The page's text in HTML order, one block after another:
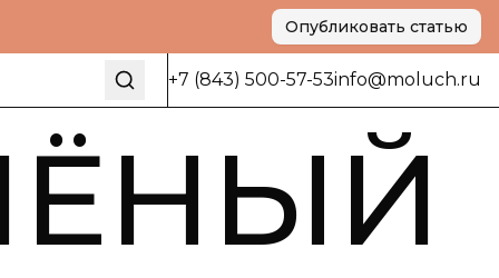
Опубликовать статью
+7 (843) 500-57-53info@moluch.ru